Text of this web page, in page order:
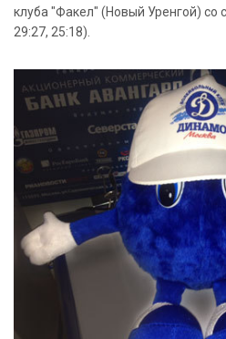
клуба "Факел" (Новый Уренгой) со
29:27, 25:18).